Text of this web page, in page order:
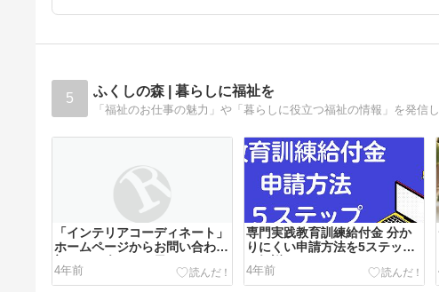
5 ふくしの森 | 暮らしに福祉を
「福祉のお仕事の魅力」や「暮らしに役立つ福祉の情報」を発信
「インテリアコーディネート」
ホームページからお問い合わせ
初めてお会いする日
4年前
専門実践教育訓練給付金 分か
りにくい申請方法を5ステップ
で解説
4年前